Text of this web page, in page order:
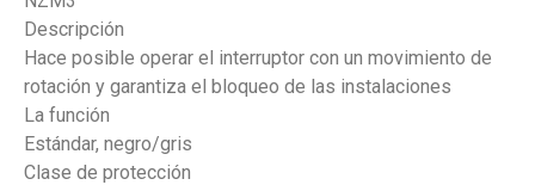
Descripción
Hace posible operar el interruptor con un movimiento de
rotación y garantiza el bloqueo de las instalaciones
La función
Estándar, negro/gris
Clase de protección